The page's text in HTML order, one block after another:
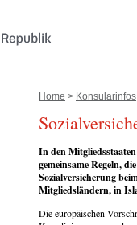
Home > Konsularinfos
In den
gemeinsame Regeln,
Sozialversicherung
Mitgliedsländern, in
Die europäischen